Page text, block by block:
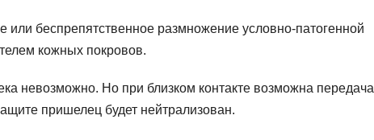
или беспрепятственное размножение условно-патогенной
кожных покровов.
невозможно. Но при близком контакте возможна передача
пришелец будет нейтрализован.